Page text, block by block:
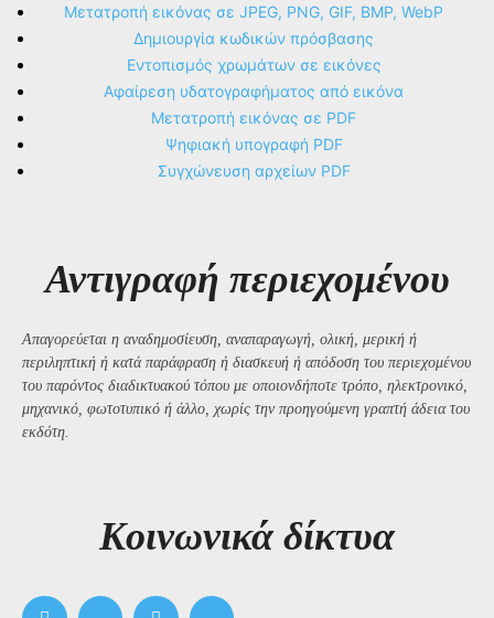
Μετατροπή εικόνας σε JPEG, PNG, GIF, BMP, WebP
Δημιουργία κωδικών πρόσβασης
Εντοπισμός χρωμάτων σε εικόνες
Αφαίρεση υδατογραφήματος από εικόνα
Μετατροπή εικόνας σε PDF
Ψηφιακή υπογραφή PDF
Συγχώνευση αρχείων PDF
Αντιγραφή περιεχομένου
Απαγορεύεται η αναδημοσίευση, αναπαραγωγή, ολική, μερική ή
περιληπτική ή κατά παράφραση ή διασκευή ή απόδοση του περιεχομένου
του παρόντος διαδικτυακού τόπου με οποιονδήποτε τρόπο, ηλεκτρονικό,
μηχανικό, φωτοτυπικό ή άλλο, χωρίς την προηγούμενη γραπτή άδεια του
εκδότη.
Kοινωνικά δίκτυα